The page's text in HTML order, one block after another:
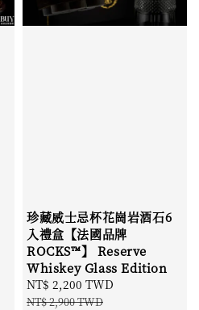
珍藏威士忌杯花崗岩酒石6
入禮盒【法國品牌
ROCKS™】 Reserve
Whiskey Glass Edition
Sale
price
NT$ 2,200 TWD
NT$ 2,900 TWD